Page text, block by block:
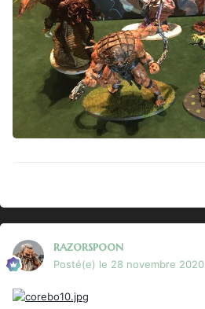
razorspoon
Posté(e) le 28 novembre 2020